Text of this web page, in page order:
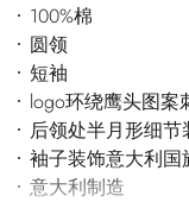
100%棉
圆领
短袖
logo环绕鹰头图案
后领处半月形细节
袖子装饰意大利
意大利制造